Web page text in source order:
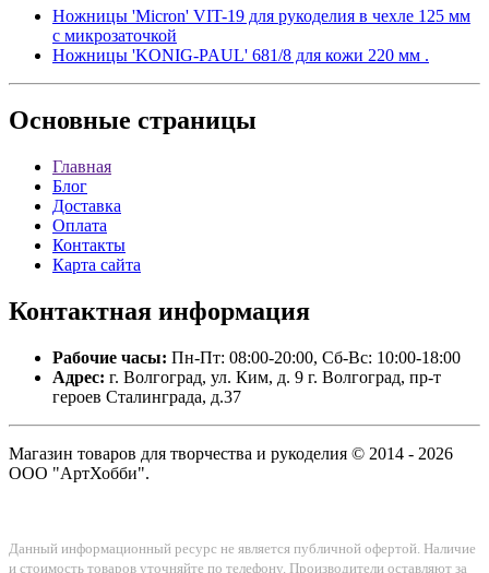
Ножницы 'Micron' VIT-19 для рукоделия в чехле 125 мм
с микрозаточкой
Ножницы 'KONIG-PAUL' 681/8 для кожи 220 мм .
Основные страницы
Главная
Блог
Доставка
Оплата
Контакты
Карта сайта
Контактная информация
Рабочие часы: Пн-Пт: 08:00-20:00, Сб-Вс: 10:00-18:00
Адрес: г. Волгоград, ул. Ким, д. 9 г. Волгоград, пр-т
героев Сталинграда, д.37
Магазин товаров для творчества и рукоделия © 2014 - 2026
ООО "АртХобби".
Данный информационный ресурс не является публичной офертой. Наличие
и стоимость товаров уточняйте по телефону. Производители оставляют за